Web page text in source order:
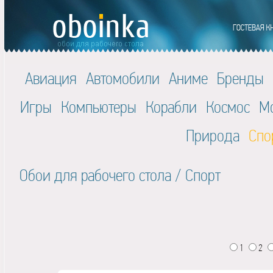
Авиация Автомобили Аниме Бренды
Игры Компьютеры Корабли Космос
Природа
Обои для рабочего стола / Спорт
1 2